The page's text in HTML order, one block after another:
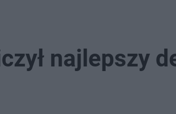
najlepszy